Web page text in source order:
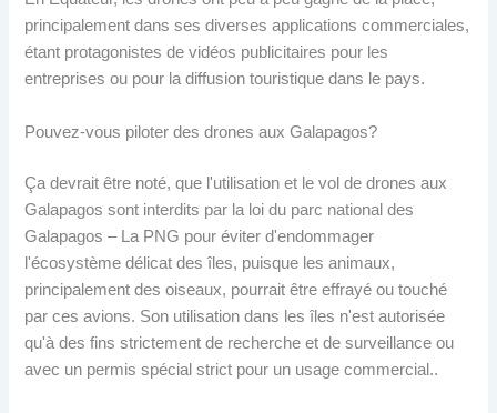
principalement dans ses diverses applications commerciales,
étant protagonistes de vidéos publicitaires pour les
entreprises ou pour la diffusion touristique dans le pays.
Pouvez-vous piloter des drones aux Galapagos?
Ça devrait être noté, que l'utilisation et le vol de drones aux
Galapagos sont interdits par la loi du parc national des
Galapagos – La PNG pour éviter d'endommager
l'écosystème délicat des îles, puisque les animaux,
principalement des oiseaux, pourrait être effrayé ou touché
par ces avions. Son utilisation dans les îles n'est autorisée
qu'à des fins strictement de recherche et de surveillance ou
avec un permis spécial strict pour un usage commercial..